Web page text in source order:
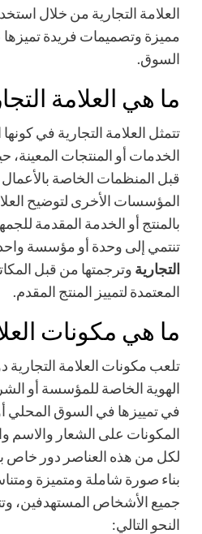
العلامة التجارية من خلال
مميزة وتصميمات فريدة
السوق.
ما هي العلامة
تتمثل العلامة التجارية في
الخدمات أو المنتجات
قبل المنظمات الخاصة
المؤسسات الأخرى لتوضيح
بالمنتج أو الخدمة المقدمة
تنتمي إلى وحدة أو مؤسسة
التجارية وترجمتها من قبل
المعتمدة لتمييز المنتج المقدم.
ما هي مكونات
تلعب مكونات العلامة التجارية
الهوية الخاصة للمؤسسة أو
في تمييزها في السوق المحلي
المكونات على الشعار والاسم
لكل من هذه العناصر دور خاص
بناء صورة شاملة ومتميزة
جميع الأشخاص المستهدفين،
النحو التالي: